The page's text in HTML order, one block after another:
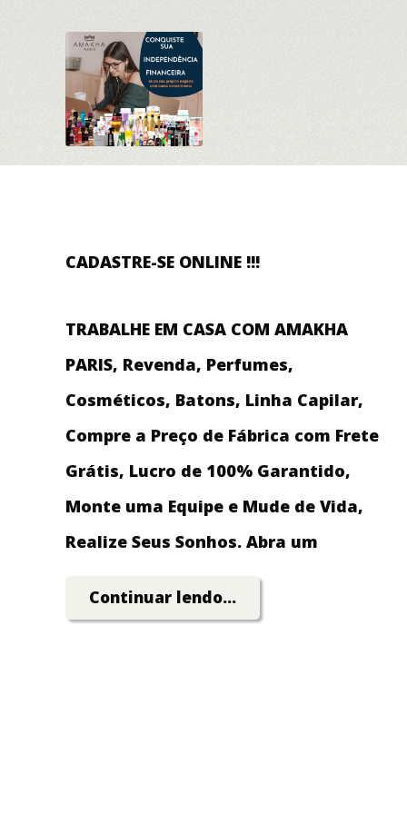
CADASTRE-SE ONLINE !!!
TRABALHE EM CASA COM AMAKHA
PARIS, Revenda, Perfumes,
Cosméticos, Batons, Linha Capilar,
Compre a Preço de Fábrica com Frete
Grátis, Lucro de 100% Garantido,
Monte uma Equipe e Mude de Vida,
Realize Seus Sonhos. Abra um
Grande Negócio Investindo Pouco
Continuar lendo...